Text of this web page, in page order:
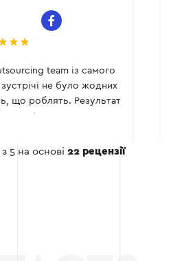
team із самого
не було жодних
що роблять. Результат
з 5 на основі 22 рецензії